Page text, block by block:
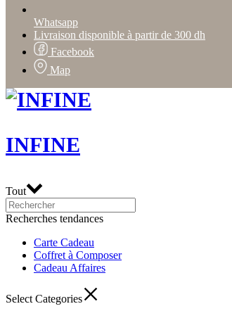
Whatsapp
Livraison disponible à partir de 300 dh
Facebook
Map
INFINE
Tout
Recherches tendances
Carte Cadeau
Coffret à Composer
Cadeau Affaires
Select Categories